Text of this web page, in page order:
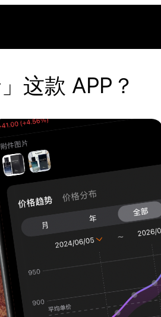
这款 APP？